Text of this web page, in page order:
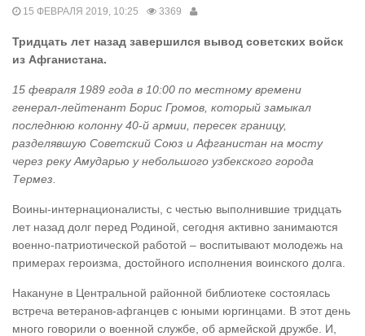
15 ФЕВРАЛЯ 2019, 10:25 3369
Тридцать лет назад завершился вывод советских войск
из Афганистана.
15 февраля 1989 года в 10:00 по местному времени
генерал-лейтенант Борис Громов, который замыкал
последнюю колонну 40-й армии, пересек границу,
разделявшую Советский Союз и Афганистан на мосту
через реку Амударью у небольшого узбекского города
Термез.
Воины-интернационалисты, с честью выполнившие тридцать
лет назад долг перед Родиной, сегодня активно занимаются
военно-патриотической работой – воспитывают молодежь на
примерах героизма, достойного исполнения воинского долга.
Накануне в Центральной районной библиотеке состоялась
встреча ветеранов-афганцев с юными юргинцами. В этот день
много говорили о военной службе, об армейской дружбе. И,